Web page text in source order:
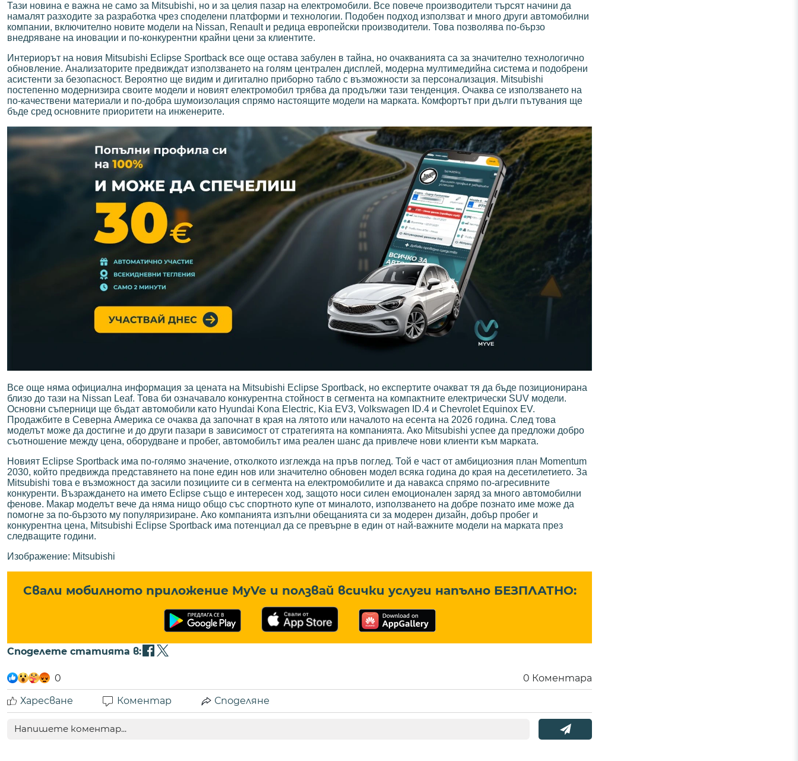
Тази новина е важна не само за Mitsubishi, но и за целия пазар на електромобили. Все повече производители търсят начини да
намалят разходите за разработка чрез споделени платформи и технологии. Подобен подход използват и много други автомобилни
компании, включително новите модели на Nissan, Renault и редица европейски производители. Това позволява по-бързо
внедряване на иновации и по-конкурентни крайни цени за клиентите.
Интериорът на новия Mitsubishi Eclipse Sportback все още остава забулен в тайна, но очакванията са за значително технологично
обновление. Анализаторите предвиждат използването на голям централен дисплей, модерна мултимедийна система и подобрени
асистенти за безопасност. Вероятно ще видим и дигитално приборно табло с възможности за персонализация. Mitsubishi
постепенно модернизира своите модели и новият електромобил трябва да продължи тази тенденция. Очаква се използването на
по-качествени материали и по-добра шумоизолация спрямо настоящите модели на марката. Комфортът при дълги пътувания ще
бъде сред основните приоритети на инженерите.
Все още няма официална информация за цената на Mitsubishi Eclipse Sportback, но експертите очакват тя да бъде позиционирана
близо до тази на Nissan Leaf. Това би означавало конкурентна стойност в сегмента на компактните електрически SUV модели.
Основни съперници ще бъдат автомобили като Hyundai Kona Electric, Kia EV3, Volkswagen ID.4 и Chevrolet Equinox EV.
Продажбите в Северна Америка се очаква да започнат в края на лятото или началото на есента на 2026 година. След това
моделът може да достигне и до други пазари в зависимост от стратегията на компанията. Ако Mitsubishi успее да предложи добро
съотношение между цена, оборудване и пробег, автомобилът има реален шанс да привлече нови клиенти към марката.
Новият Eclipse Sportback има по-голямо значение, отколкото изглежда на пръв поглед. Той е част от амбициозния план Momentum
2030, който предвижда представянето на поне един нов или значително обновен модел всяка година до края на десетилетието. За
Mitsubishi това е възможност да засили позициите си в сегмента на електромобилите и да навакса спрямо по-агресивните
конкуренти. Възраждането на името Eclipse също е интересен ход, защото носи силен емоционален заряд за много автомобилни
фенове. Макар моделът вече да няма нищо общо със спортното купе от миналото, използването на добре познато име може да
помогне за по-бързото му популяризиране. Ако компанията изпълни обещанията си за модерен дизайн, добър пробег и
конкурентна цена, Mitsubishi Eclipse Sportback има потенциал да се превърне в един от най-важните модели на марката през
следващите години.
Изображение: Mitsubishi
Свали мобилното приложение MyVe и ползвай всички услуги напълно БЕЗПЛАТНО:
Споделете статията в:
0 0 Коментара
Харесване
Коментар Споделяне